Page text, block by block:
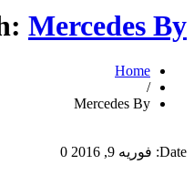
Mercedes By
Home
/
Mercedes By
Date: فوریه 9, 2016 0